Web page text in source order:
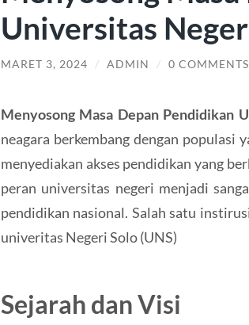
Universitas
MARET 3, 2024 / ADMIN / 0 COMMENTS
Menyosong Masa Depan Pendidikan
neagara berkembang dengan populasi
menyediakan akses pendidikan yang
peran universitas negeri menjadi
pendidikan nasional. Salah satu
univeritas Negeri Solo (UNS)
Sejarah dan Visi